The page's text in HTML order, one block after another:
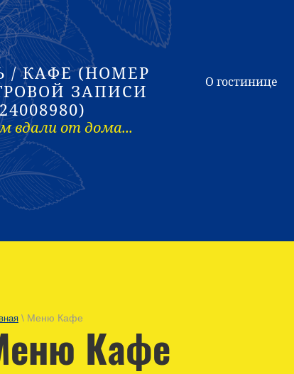
/ КАФЕ (НОМЕР
ЗАПИСИ
вдали от дома...
О гостинице
\ Меню Кафе
Кафе